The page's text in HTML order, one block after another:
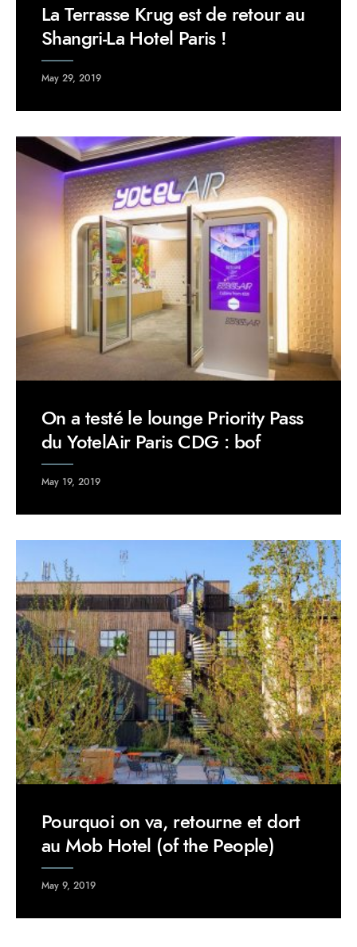
La Terrasse Krug est de retour au
Shangri-La Hotel Paris !
May 29, 2019
On a testé le lounge Priority Pass
du YotelAir Paris CDG : bof
May 19, 2019
Pourquoi on va, retourne et dort
au Mob Hotel (of the People)
May 9, 2019